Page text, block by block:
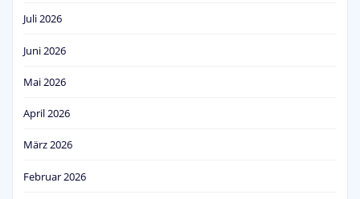
Juli 2026
Juni 2026
Mai 2026
April 2026
März 2026
Februar 2026